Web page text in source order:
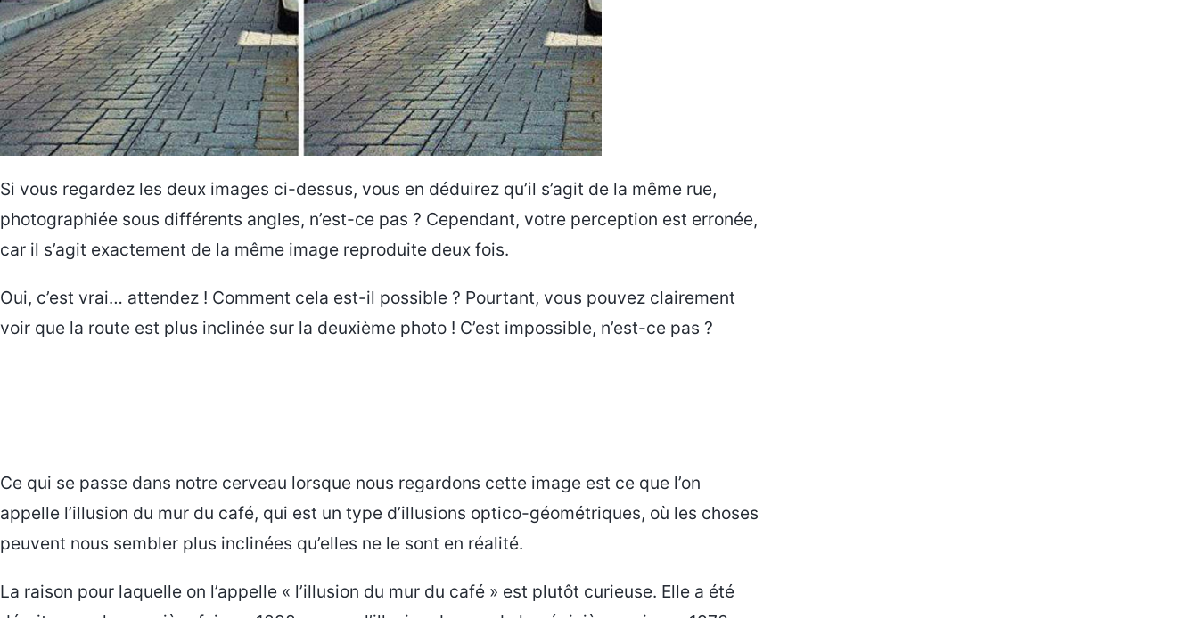
Si vous regardez les deux images ci-dessus, vous en déduirez qu’il s’agit de la même rue,
photographiée sous différents angles, n’est-ce pas ? Cependant, votre perception est erronée,
car il s’agit exactement de la même image reproduite deux fois.
Oui, c’est vrai… attendez ! Comment cela est-il possible ? Pourtant, vous pouvez clairement
voir que la route est plus inclinée sur la deuxième photo ! C’est impossible, n’est-ce pas ?
Ce qui se passe dans notre cerveau lorsque nous regardons cette image est ce que l’on
appelle l’illusion du mur du café, qui est un type d’illusions optico-géométriques, où les choses
peuvent nous sembler plus inclinées qu’elles ne le sont en réalité.
La raison pour laquelle on l’appelle « l’illusion du mur du café » est plutôt curieuse. Elle a été